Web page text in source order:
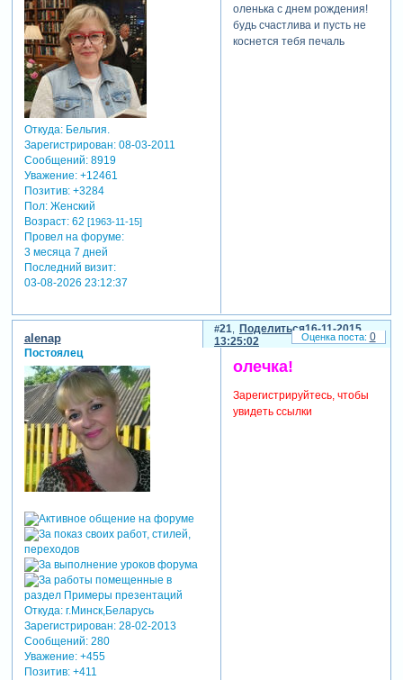
Откуда:Бельгия.
Зарегистрирован: 08-03-2011
Сообщений:8919
Уважение: +12461
Позитив: +3284
Пол:Женский
Возраст:62 [1963-11-15]
Провел на форуме:
3 месяца 7 дней
Последний визит:
03-08-2026 23:12:37
оленька с днем рождения!
будь счастлива и пусть не
коснется тебя печаль
Поделиться
21
16-11-2015
13:25:02
alenap
Постоялец
Откуда:г.Минск,Беларусь
Зарегистрирован: 28-02-2013
Сообщений:280
Уважение: +455
Позитив: +411
олечка!
Зарегистрируйтесь, чтобы
увидеть ссылки
0